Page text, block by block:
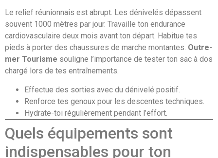
Le relief réunionnais est abrupt. Les dénivelés dépassent
souvent 1000 mètres par jour. Travaille ton endurance
cardiovasculaire deux mois avant ton départ. Habitue tes
pieds à porter des chaussures de marche montantes. Outre-
mer Tourisme souligne l’importance de tester ton sac à dos
chargé lors de tes entraînements.
Effectue des sorties avec du dénivelé positif.
Renforce tes genoux pour les descentes techniques.
Hydrate-toi régulièrement pendant l’effort.
Quels équipements sont
indispensables pour ton